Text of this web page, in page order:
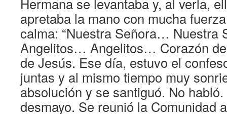
apretaba la mano con mucha
calma: “Nuestra Señora… Nuestra
Angelitos… Angelitos… Corazón
de Jesús. Ese día, estuvo el
juntas y al mismo tiempo muy
absolución y se santiguó. No
desmayo. Se reunió la Comunidad